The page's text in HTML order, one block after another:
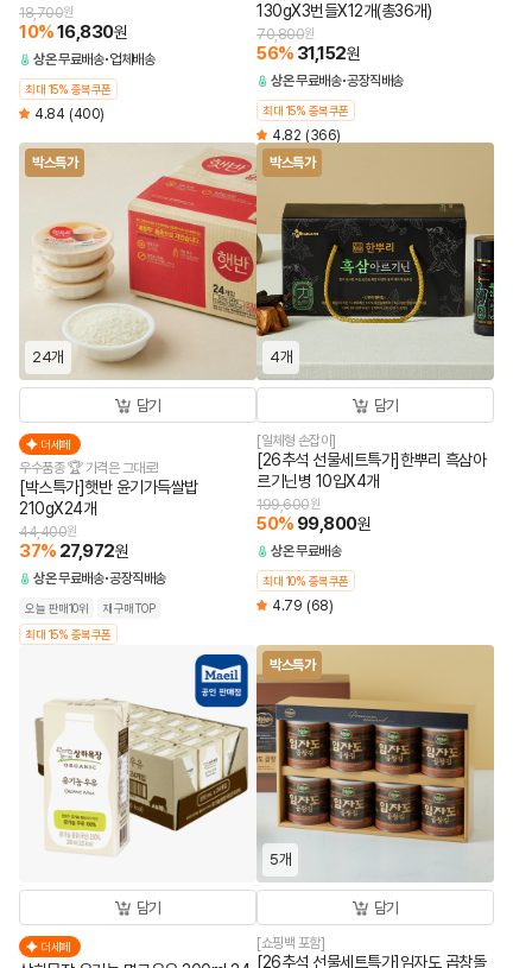
18,700원
10%16,830원
상온무료배송 업체배송
최대 15% 중복쿠폰
4.84 (400)
130gX3번들X12개(총36개)
70,800원
56% 31,152원
상온무료배송 공장직배송
최대 15% 중복쿠폰
4.82 (366)
박스특가
24개
담기
더세페
우수품종 🏆 가격은 그대로!
[박스특가]햇반 윤기가득쌀밥
210gX24개
44,400원
37% 27,972원
상온무료배송 공장직배송
오늘 판매10위
재구매TOP
최대 15% 중복쿠폰
박스특가
4개
담기
[일체형 손잡이]
[26추석 선물세트특가]한뿌리 흑삼아
르기닌병 10입X4개
199,600원
50% 99,800원
상온무료배송
최대 10% 중복쿠폰
4.79 (68)
담기
더세페
박스특가
5개
담기
[쇼핑백 포함]
[26추석 선물세트특가]임자도 곱창돌